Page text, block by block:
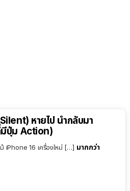
หายไป นำกลับมา
มีปุ่ม Action)
iPhone 16 เครื่องใหม่ […] มากกว่า